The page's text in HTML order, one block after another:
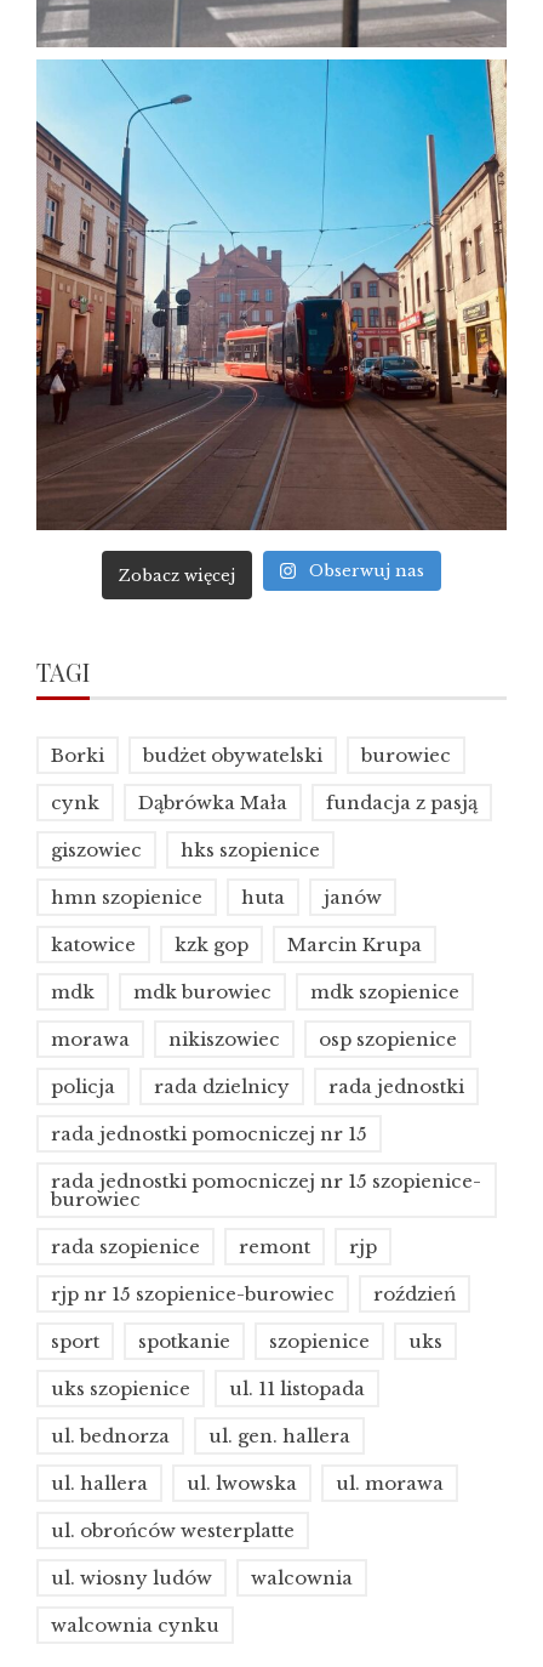
Zobacz więcej Obserwuj nas
TAGI
Borki budżet obywatelski burowiec
cynk Dąbrówka Mała fundacja z pasją
giszowiec hks szopienice
hmn szopienice huta janów
katowice kzk gop Marcin Krupa
mdk mdk burowiec mdk szopienice
morawa nikiszowiec osp szopienice
policja rada dzielnicy rada jednostki
rada jednostki pomocniczej nr 15
rada jednostki pomocniczej nr 15 szopienice-
burowiec
rada szopienice remont rjp
rjp nr 15 szopienice-burowiec roździeń
sport spotkanie szopienice uks
uks szopienice ul. 11 listopada
ul. bednorza ul. gen. hallera
ul. hallera ul. lwowska ul. morawa
ul. obrońców westerplatte
ul. wiosny ludów walcownia
walcownia cynku